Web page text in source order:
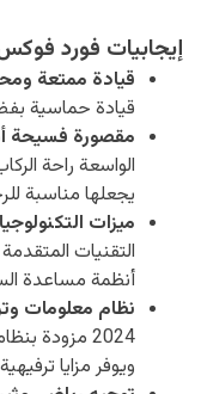
إيجابيات فورد فوكس
قيادة ممتعة
قيادة حماسية
مقصورة فسيحة
الواسعة راحة
يجعلها مناسبة
ميزات
التقنيات
أنظمة مساعدة
نظام معلومات
2024 مزودة
ويوفر مزايا